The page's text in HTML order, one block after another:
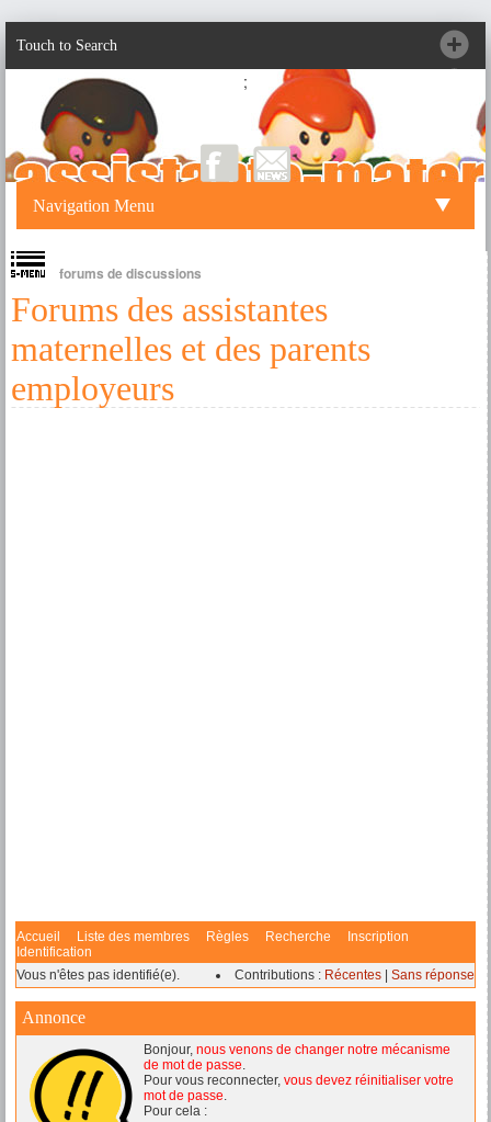
Touch to Search
;
Navigation Menu
forums de discussions
Forums des assistantes
maternelles et des parents
employeurs
Accueil Liste des membres Règles Recherche
Inscription
Identification
Vous n'êtes pas identifié(e).
Contributions : Récentes Sans réponse
Annonce
Bonjour, nous venons de changer notre mécanisme
de mot de passe.
Pour vous reconnecter, vous devez réinitialiser votre
mot de passe.
Pour cela :